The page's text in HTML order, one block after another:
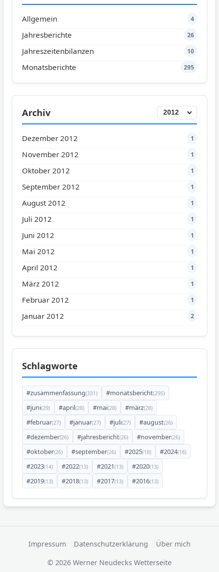
Allgemein 4
Jahresberichte 26
Jahreszeitenbilanzen 10
Monatsberichte 295
Archiv
Dezember 2012 1
November 2012 1
Oktober 2012 1
September 2012 1
August 2012 1
Juli 2012 1
Juni 2012 1
Mai 2012 1
April 2012 1
März 2012 1
Februar 2012 1
Januar 2012 2
Schlagworte
#zusammenfassung(331) #monatsbericht(295)
#juni(29) #april(28) #mai(28) #märz(28)
#februar(27) #januar(27) #juli(27) #august(26)
#dezember(26) #jahresbericht(26) #november(26)
#oktober(26) #september(26) #2025(18) #2024(18)
#2023(14) #2022(13) #2021(13) #2020(13)
#2019(13) #2018(13) #2017(13) #2016(13)
Impressum Datenschutzerklärung
Über mich
© 2026 Werner Neudecks Wetterseite